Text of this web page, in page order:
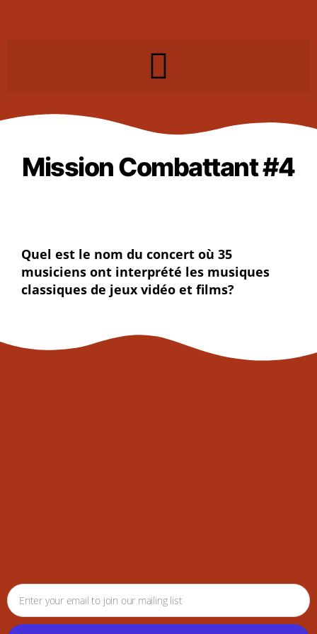
Mission Combattant #4
Quel est le nom du concert où 35
musiciens ont interprété les musiques
classiques de jeux vidéo et films?